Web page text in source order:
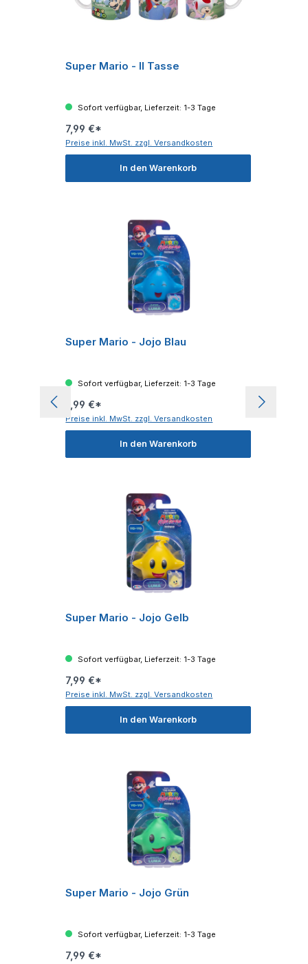
Super Mario - II Tasse
Sofort verfügbar, Lieferzeit: 1-3 Tage
7,99 €*
Preise inkl. MwSt. zzgl. Versandkosten
In den Warenkorb
Super Mario - Jojo Blau
Sofort verfügbar, Lieferzeit: 1-3 Tage
7,99 €*
Preise inkl. MwSt. zzgl. Versandkosten
In den Warenkorb
Super Mario - Jojo Gelb
Sofort verfügbar, Lieferzeit: 1-3 Tage
7,99 €*
Preise inkl. MwSt. zzgl. Versandkosten
In den Warenkorb
Super Mario - Jojo Grün
Sofort verfügbar, Lieferzeit: 1-3 Tage
7,99 €*